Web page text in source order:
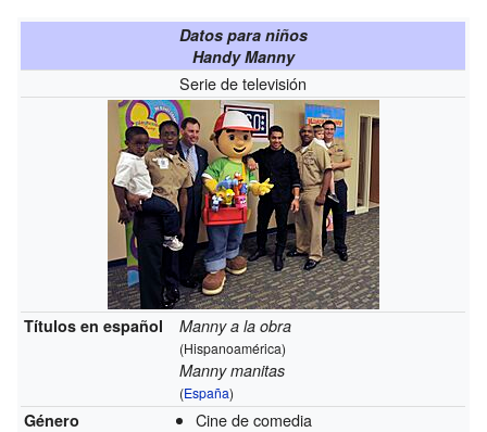
Datos para niños
Handy Manny
Serie de televisión
Títulos en español Manny a la obra
(Hispanoamérica)
Manny manitas
(España)
Género
Cine de comedia